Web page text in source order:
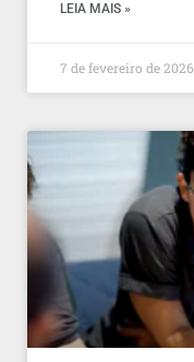
LEIA MAIS »
7 de fevereiro de 2026